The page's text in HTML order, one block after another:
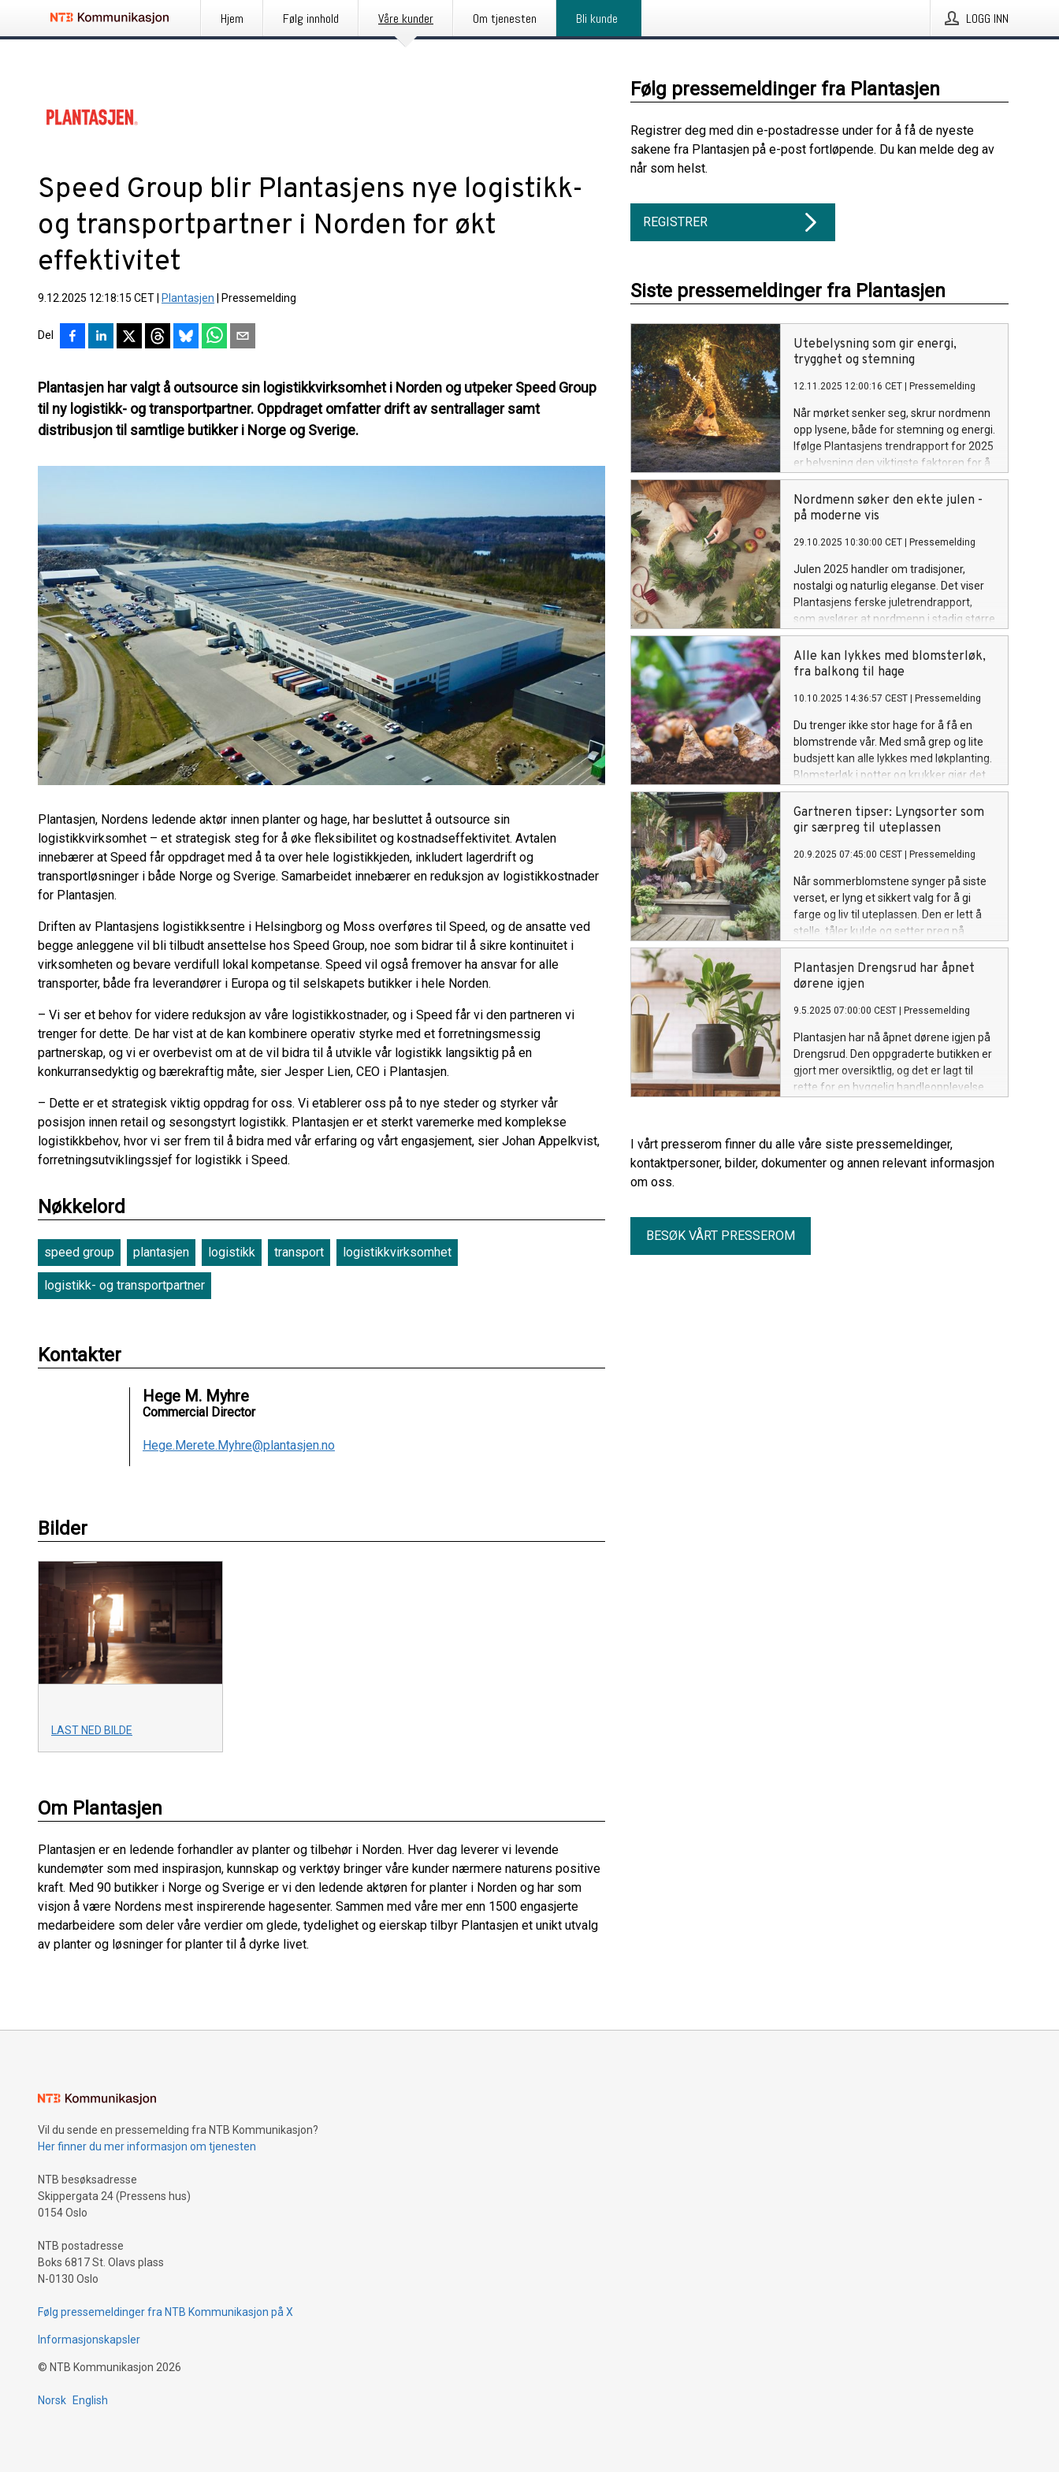
Hjem Følg innhold Våre kunder Om tjenesten Bli kunde LOGG INN
Speed Group blir Plantasjens nye logistikk-
og transportpartner i Norden for økt
effektivitet
9.12.2025 12:18:15 CET Plantasjen Pressemelding
Del
Plantasjen har valgt å outsource sin logistikkvirksomhet i Norden og utpeker Speed Group
til ny logistikk- og transportpartner. Oppdraget omfatter drift av sentrallager samt
distribusjon til samtlige butikker i Norge og Sverige.
Plantasjen, Nordens ledende aktør innen planter og hage, har besluttet å outsource sin
logistikkvirksomhet – et strategisk steg for å øke fleksibilitet og kostnadseffektivitet. Avtalen
innebærer at Speed får oppdraget med å ta over hele logistikkjeden, inkludert lagerdrift og
transportløsninger i både Norge og Sverige. Samarbeidet innebærer en reduksjon av logistikkostnader
for Plantasjen.
Driften av Plantasjens logistikksentre i Helsingborg og Moss overføres til Speed, og de ansatte ved
begge anleggene vil bli tilbudt ansettelse hos Speed Group, noe som bidrar til å sikre kontinuitet i
virksomheten og bevare verdifull lokal kompetanse. Speed vil også fremover ha ansvar for alle
transporter, både fra leverandører i Europa og til selskapets butikker i hele Norden.
– Vi ser et behov for videre reduksjon av våre logistikkostnader, og i Speed får vi den partneren vi
trenger for dette. De har vist at de kan kombinere operativ styrke med et forretningsmessig
partnerskap, og vi er overbevist om at de vil bidra til å utvikle vår logistikk langsiktig på en
konkurransedyktig og bærekraftig måte, sier Jesper Lien, CEO i Plantasjen.
– Dette er et strategisk viktig oppdrag for oss. Vi etablerer oss på to nye steder og styrker vår
posisjon innen retail og sesongstyrt logistikk. Plantasjen er et sterkt varemerke med komplekse
logistikkbehov, hvor vi ser frem til å bidra med vår erfaring og vårt engasjement, sier Johan Appelkvist,
forretningsutviklingssjef for logistikk i Speed.
Nøkkelord
speed group plantasjen logistikk transport logistikkvirksomhet
logistikk- og transportpartner
Kontakter
Hege M. Myhre
Commercial Director
Hege.Merete.Myhre@plantasjen.no
Bilder
LAST NED BILDE
Om Plantasjen
Plantasjen er en ledende forhandler av planter og tilbehør i Norden. Hver dag leverer vi levende
kundemøter som med inspirasjon, kunnskap og verktøy bringer våre kunder nærmere naturens positive
kraft. Med 90 butikker i Norge og Sverige er vi den ledende aktøren for planter i Norden og har som
visjon å være Nordens mest inspirerende hagesenter. Sammen med våre mer enn 1500 engasjerte
medarbeidere som deler våre verdier om glede, tydelighet og eierskap tilbyr Plantasjen et unikt utvalg
av planter og løsninger for planter til å dyrke livet.
Følg pressemeldinger fra Plantasjen
Registrer deg med din e-postadresse under for å få de nyeste
sakene fra Plantasjen på e-post fortløpende. Du kan melde deg av
når som helst.
REGISTRER
Siste pressemeldinger fra Plantasjen
Utebelysning som gir energi,
trygghet og stemning
12.11.2025 12:00:16 CET Pressemelding
Når mørket senker seg, skrur nordmenn
opp lysene, både for stemning og energi.
Ifølge Plantasjens trendrapport for 2025
er belysning den viktigste faktoren for å
skape julestemning. Over én fjerdedel av
nordmenn sier at lys betyr mest i
desember, og stadig flere lar lysene stå
bare om pynt, men om trygghet, ro og
velvære.
Nordmenn søker den ekte julen -
på moderne vis
29.10.2025 10:30:00 CET Pressemelding
Julen 2025 handler om tradisjoner,
nostalgi og naturlig eleganse. Det viser
Plantasjens ferske juletrendrapport,
som avslører at nordmenn i stadig større
grad søker tilbake til det klassiske og
tidløse, både når det gjelder
juleblomster, dekor og juletre.
Alle kan lykkes med blomsterløk,
fra balkong til hage
10.10.2025 14:36:57 CEST Pressemelding
Du trenger ikke stor hage for å få en
blomstrende vår. Med små grep og lite
budsjett kan alle lykkes med løkplanting.
Blomsterløk i potter og krukker gjør det
mulig å skape en frodig «mini-vårhage»
på balkong, terrasse eller et lite
inngangsparti, og den vil blomstre fra
Gartneren tipser: Lyngsorter som
gir særpreg til uteplassen
20.9.2025 07:45:00 CEST Pressemelding
Når sommerblomstene synger på siste
verset, er lyng et sikkert valg for å gi
farge og liv til uteplassen. Den er lett å
stelle, tåler kulde og setter preg på
inngangspartier, terrasser og hager
gjennom hele høsten.
Plantasjen Drengsrud har åpnet
dørene igjen
9.5.2025 07:00:00 CEST Pressemelding
Plantasjen har nå åpnet dørene igjen på
Drengsrud. Den oppgraderte butikken er
gjort mer oversiktlig, og det er lagt til
rette for en hyggelig handleopplevelse
trenger til både uteplassen, balkongen
og vinduskarmen.
I vårt presserom finner du alle våre siste pressemeldinger,
kontaktpersoner, bilder, dokumenter og annen relevant informasjon
om oss.
BESØK VÅRT PRESSEROM
Vil du sende en pressemelding fra NTB Kommunikasjon?
Her finner du mer informasjon om tjenesten
NTB besøksadresse
Skippergata 24 (Pressens hus)
0154 Oslo
NTB postadresse
Boks 6817 St. Olavs plass
N-0130 Oslo
Følg pressemeldinger fra NTB Kommunikasjon på X
Informasjonskapsler
© NTB Kommunikasjon 2026
Norsk English